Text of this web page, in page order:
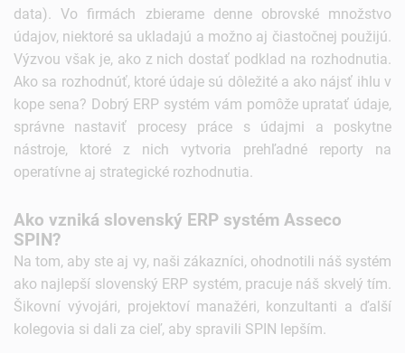
data). Vo firmách zbierame denne obrovské množstvo
údajov, niektoré sa ukladajú a možno aj čiastočnej použijú.
Výzvou však je, ako z nich dostať podklad na rozhodnutia.
Ako sa rozhodnúť, ktoré údaje sú dôležité a ako nájsť ihlu v
kope sena? Dobrý ERP systém vám pomôže upratať údaje,
správne nastaviť procesy práce s údajmi a poskytne
nástroje, ktoré z nich vytvoria prehľadné reporty na
operatívne aj strategické rozhodnutia.
Ako vzniká slovenský ERP systém Asseco
SPIN?
Na tom, aby ste aj vy, naši zákazníci, ohodnotili náš systém
ako najlepší slovenský ERP systém, pracuje náš skvelý tím.
Šikovní vývojári, projektoví manažéri, konzultanti a ďalší
kolegovia si dali za cieľ, aby spravili SPIN lepším.